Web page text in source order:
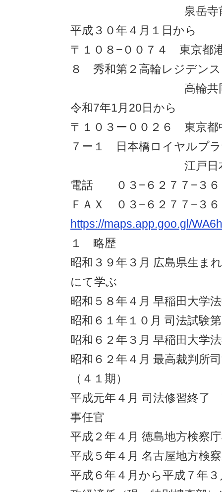
泉岳寺前法律
平成３０年４月１日から
〒１０８−００７４ 東京都
８ 秀和第２高輪レジデン
高輪共同法律
令和7年1月20日から
〒１０３ー００２６ 東京都
７ー１ 日本橋ロイヤルプ
江戸日本橋法
電話 ０３−６２７７−３６
ＦＡＸ ０３−６２７７−３６
https://maps.app.goo.gl/
１ 略歴
昭和３９年３月 広島県生ま
にて学ぶ
昭和５８年４月 早稲田大学
昭和６１年１０月 司法試験
昭和６２年３月 早稲田大学
昭和６２年４月 最高裁判所
（４１期）
平成元年４月 司法修習終了
事任官
平成２年４月 徳島地方検察
平成５年４月 名古屋地方検
平成６年４月から平成７年